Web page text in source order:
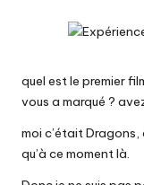
e
quel est le premier
vous a marqué ?
moi c’était Dragons,
qu’à ce moment là.